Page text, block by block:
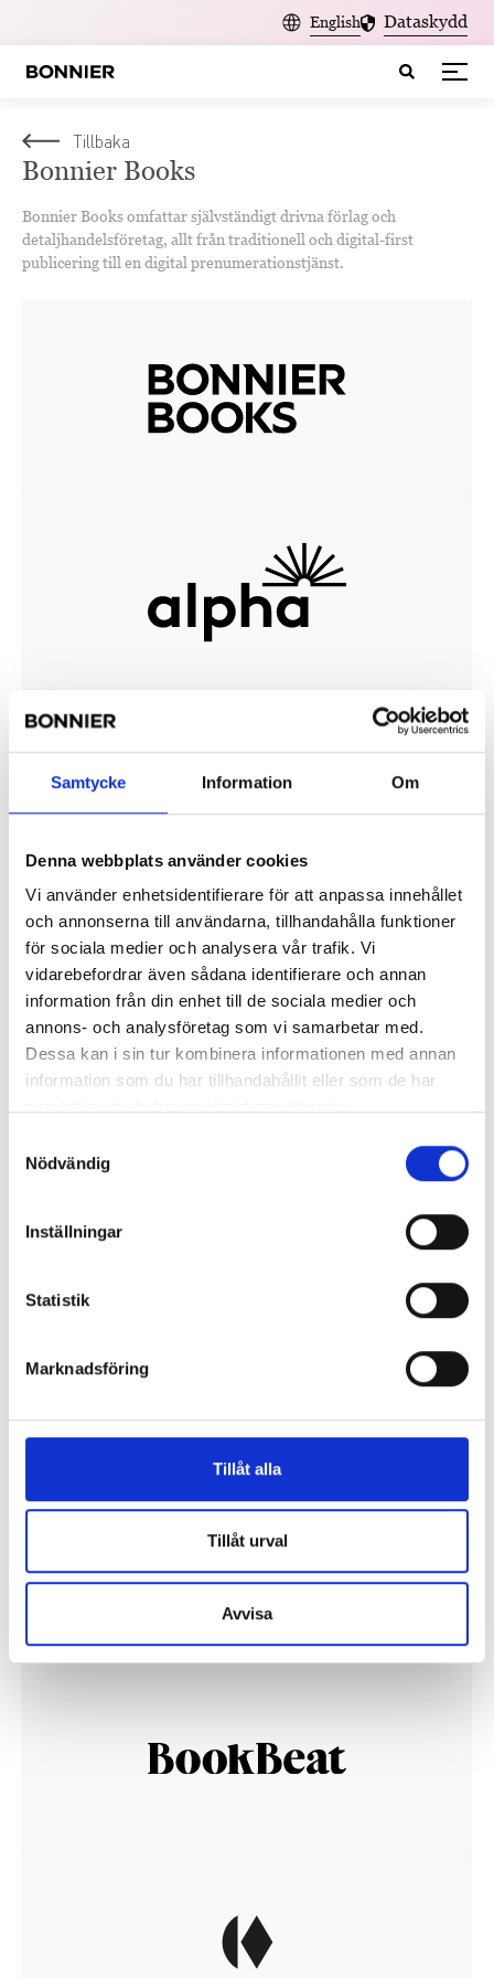
Samtycke Information Om
Denna webbplats använder cookies
Vi använder enhetsidentifierare för att anpassa innehållet
och annonserna till användarna, tillhandahålla funktioner
för sociala medier och analysera vår trafik. Vi
vidarebefordrar även sådana identifierare och annan
information från din enhet till de sociala medier och
annons- och analysföretag som vi samarbetar med.
Dessa kan i sin tur kombinera informationen med annan
information som du har tillhandahållit eller som de har
Nödvändig
Inställningar
Statistik
Marknadsföring
Tillåt alla
Tillåt urval
Avvisa
English Dataskydd
Tillbaka
Bonnier Books
Bonnier Books omfattar självständigt drivna förlag och
detaljhandelsföretag, allt från traditionell och digital-first
publicering till en digital prenumerationstjänst.